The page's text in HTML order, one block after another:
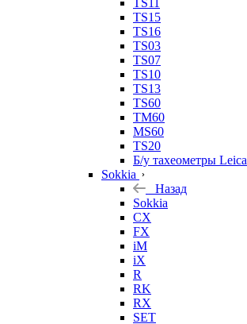
TS11
TS15
TS16
TS03
TS07
TS10
TS13
TS60
TM60
MS60
TS20
Б/у тахеометры Leica
Sokkia
Назад
Sokkia
CX
FX
iM
iX
R
RK
RX
SET